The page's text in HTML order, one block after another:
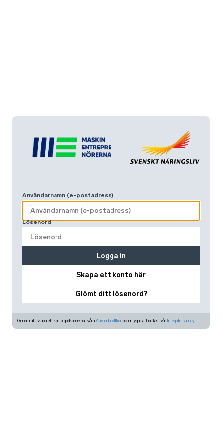
Användarnamn (e-postadress)
Lösenord
Skapa ett konto här
Glömt ditt lösenord?
Logga in
Genom att skapa ett konto godkänner du våra Användarvillkor och intygar att du läst vår Integritetspolicy.